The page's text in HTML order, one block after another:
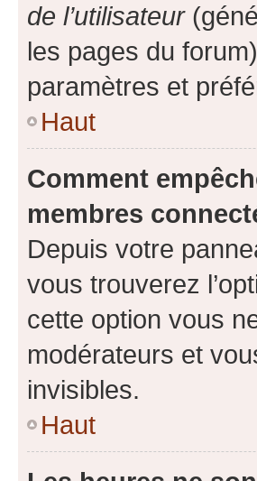
de l’utilisateur
les pages du
paramètres et
Haut
Comment
membres
Depuis votre
vous trouverez
cette option vous
modérateurs et
invisibles.
Haut